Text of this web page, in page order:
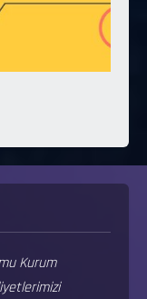
Kurum